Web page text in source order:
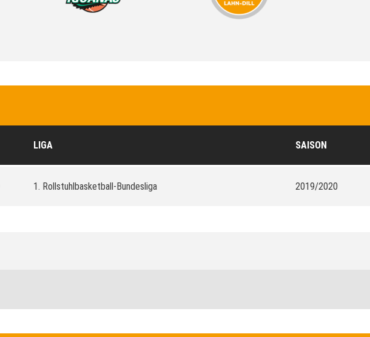
LIGA SAISON
1. Rollstuhlbasketball-Bundesliga 2019/2020